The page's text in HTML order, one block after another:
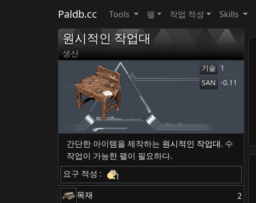
Paldb.cc Tools 팰 작업 적성 Skills
원시적인 작업대
생산
기술 1
SAN -0.11
간단한 아이템을 제작하는 원시적인 작업대. 수
작업이 가능한 팰이 필요하다.
요구 적성 :
1
목재
2